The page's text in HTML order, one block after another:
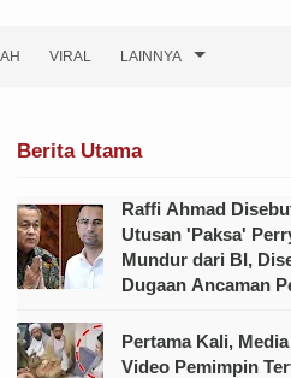
VIRAL LAINNYA
Berita Utama
Raffi Ahmad
Utusan 'Paksa'
Mundur dari BI,
Dugaan Ancaman
Pertama Kali,
Video Pemimpin